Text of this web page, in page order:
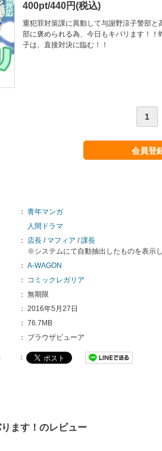
400pt/440円(税込)
重犯罪対策課に異動して与謝野涼子警部
部に褒められる為、今日もキバリます！
子は、直接対決に臨む！！
1
会員登
： 青年マンガ
人間ドラマ
： 店長 / マフィア /課長
※システムにて自動抽出したものを表示
： A-WAGON
：
コミックレガリア
： 無期限
： 2016年5月27日
： 76.7MB
： ブラウザビューア
：
ます！のレビュー